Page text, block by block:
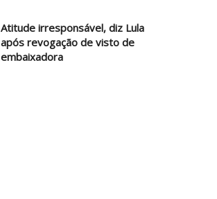
Atitude irresponsável, diz Lula
após revogação de visto de
embaixadora